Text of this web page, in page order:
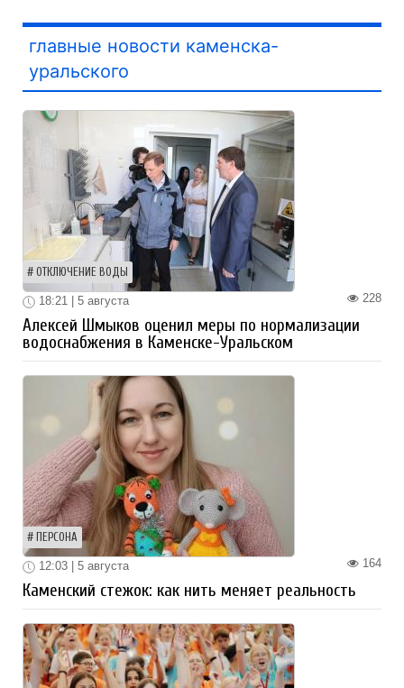
главные новости каменска-
уральского
ОТКЛЮЧЕНИЕ ВОДЫ
228
18:21 | 5 августа
Алексей Шмыков оценил меры по нормализации
водоснабжения в Каменске-Уральском
ПЕРСОНА
164
12:03 | 5 августа
Каменский стежок: как нить меняет реальность